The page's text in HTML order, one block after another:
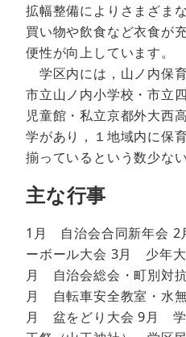
拡幅整備によりさまざま
買い物や飲食など衣食が
便性が向上しています。
学区内には，山ノ内保
市立山ノ内小学校・市立
児童館・私立京都外大西
学があり，１地域内に保
揃っているという数少な
主な行事
1月 自治会合同新年会 2
ーボール大会 3月 少年
月 自治会総会・町別対
月 自転車安全教室・水
月 盆をどり大会 9月